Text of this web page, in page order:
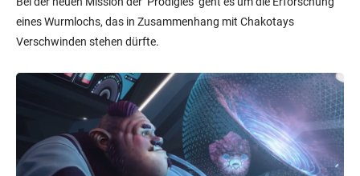
eines Wurmlochs, das in Zusammenhang mit Chakotays
Verschwinden stehen dürfte.